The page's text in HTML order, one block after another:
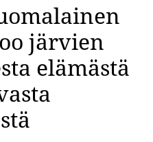
järvien
elämästä